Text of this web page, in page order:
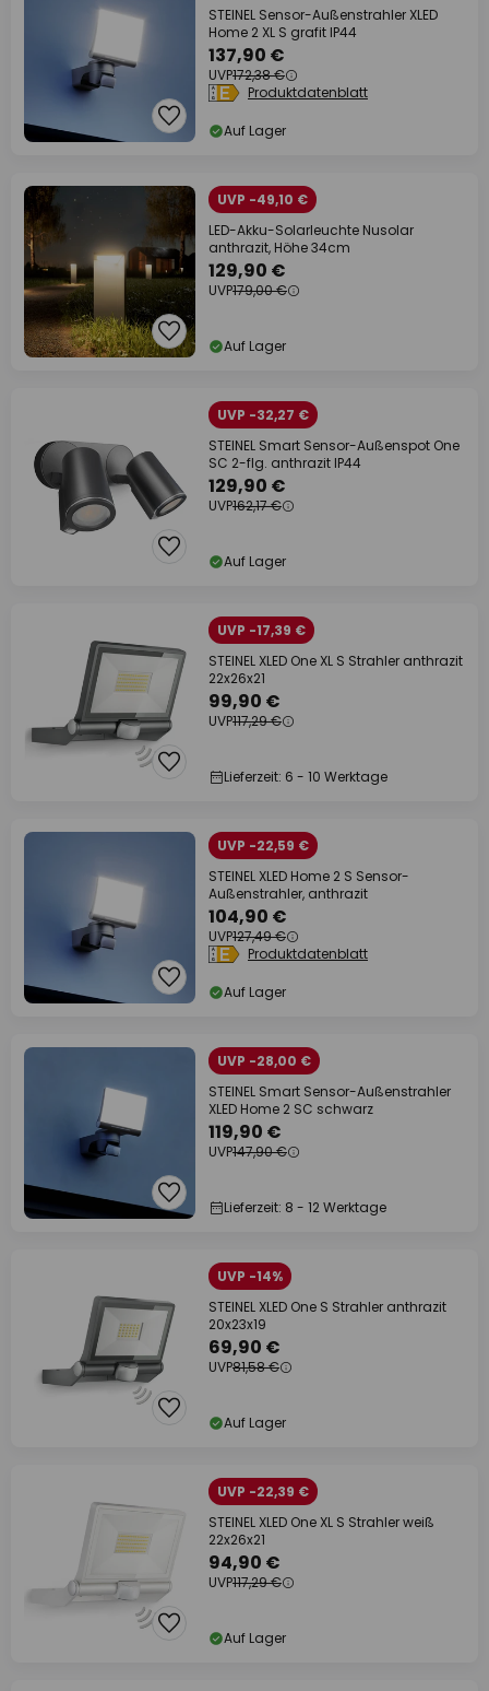
STEINEL Sensor-Außenstrahler XLED
Home 2 XL S grafit IP44
137,90 €
UVP172,38 €
Produktdatenblatt
Auf Lager
UVP -49,10 €
LED-Akku-Solarleuchte Nusolar
anthrazit, Höhe 34cm
129,90 €
UVP179,00 €
Auf Lager
UVP -32,27 €
STEINEL Smart Sensor-Außenspot One
SC 2-flg. anthrazit IP44
129,90 €
UVP162,17 €
Auf Lager
UVP -17,39 €
STEINEL XLED One XL S Strahler anthrazit
22x26x21
99,90 €
UVP117,29 €
Lieferzeit: 6 - 10 Werktage
UVP -22,59 €
STEINEL XLED Home 2 S Sensor-
Außenstrahler, anthrazit
104,90 €
UVP127,49 €
Produktdatenblatt
Auf Lager
UVP -28,00 €
STEINEL Smart Sensor-Außenstrahler
XLED Home 2 SC schwarz
119,90 €
UVP147,90 €
Lieferzeit: 8 - 12 Werktage
UVP -14%
STEINEL XLED One S Strahler anthrazit
20x23x19
69,90 €
UVP81,58 €
Auf Lager
UVP -22,39 €
STEINEL XLED One XL S Strahler weiß
22x26x21
94,90 €
UVP117,29 €
Auf Lager